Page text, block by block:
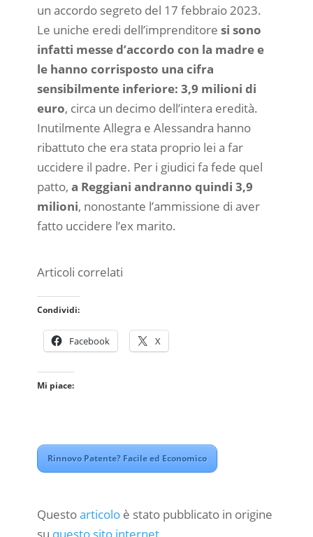
un accordo segreto del 17 febbraio 2023.
Le uniche eredi dell’imprenditore si sono
infatti messe d’accordo con la madre e
le hanno corrisposto una cifra
sensibilmente inferiore: 3,9 milioni di
euro, circa un decimo dell’intera eredità.
Inutilmente Allegra e Alessandra hanno
ribattuto che era stata proprio lei a far
uccidere il padre. Per i giudici fa fede quel
patto, a Reggiani andranno quindi 3,9
milioni, nonostante l’ammissione di aver
fatto uccidere l’ex marito.
Articoli correlati
Condividi:
Facebook X
Mi piace:
Rinnovo Patente? Facile ed Economico
Questoarticoloè stato pubblicato in origine
su questo sito internet